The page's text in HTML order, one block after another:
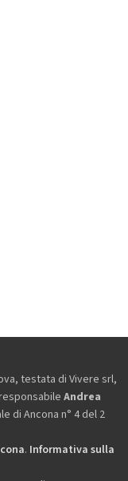
testata di Vivere srl,
Andrea
di Ancona n° 4 del 2
. Informativa sulla